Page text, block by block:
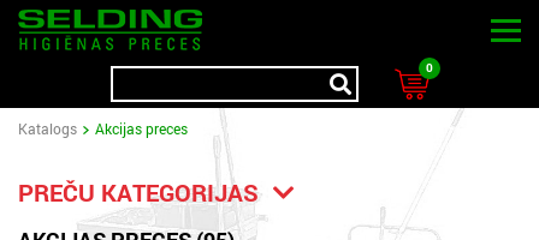
0
Katalogs Akcijas preces
PREČU KATEGORIJAS